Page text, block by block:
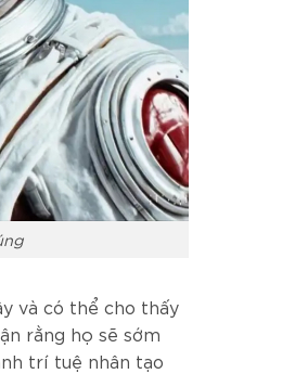
và có thể cho thấy
rằng họ sẽ sớm
trí tuệ nhân tạo